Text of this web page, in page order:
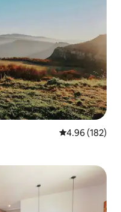
Calificación
4.96 (182)